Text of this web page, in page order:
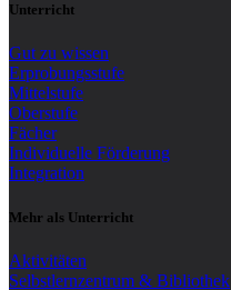
Unterricht
Gut zu wissen
Erprobungsstufe
Mittelstufe
Oberstufe
Fächer
Individuelle Förderung
Integration
Mehr als Unterricht
Aktivitäten
Selbstlernzentrum & Bibliothek